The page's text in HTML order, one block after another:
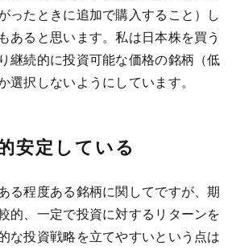
ったときに追加で購入すること）し
あると思います。私は日本株を買う
継続的に投資可能な価格の銘柄（低
選択しないようにしています。
安定している
る程度ある銘柄に関してですが、期
的、一定で投資に対するリターンを
な投資戦略を立てやすいという点は